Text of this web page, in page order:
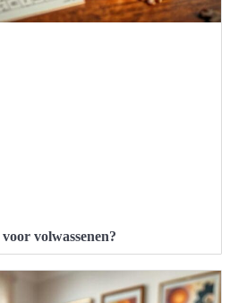
volwassenen?